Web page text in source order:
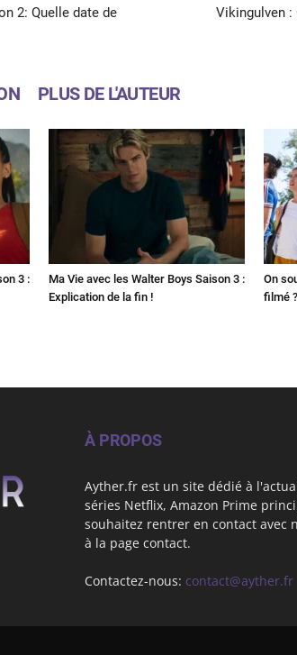
2: Quelle date de
Vikingulven :
PLUS DE L'AUTEUR
3 :
Ma Vie avec les Walter Boys Saison 3 :
Explication de la fin !
On
filmé
À PROPOS
Ayther.fr est un site dédié à
séries Netflix, Amazon Prime
souhaitez rentrer en contact avec
à la page contact.
Contactez-nous: contact@ayther.fr